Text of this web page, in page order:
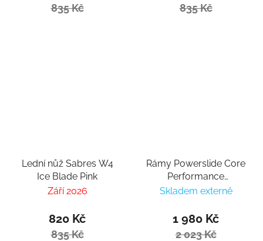
835 Kč 835 Kč
Lední nůž Sabres W4
Ice Blade Pink
Září 2026
820 Kč
835 Kč
Rámy Powerslide Core
Performance
12.8/3x125, 195
Skladem externě
1 980 Kč
2 023 Kč